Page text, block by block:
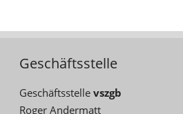
Geschäftsstelle
Geschäftsstelle vszgb
Roger Andermatt